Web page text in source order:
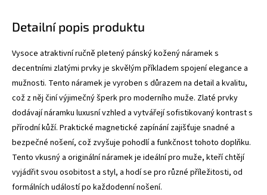
Detailní popis produktu
Vysoce atraktivní ručně pletený pánský kožený náramek s
decentními zlatými prvky je skvělým příkladem spojení elegance a
mužnosti. Tento náramek je vyroben s důrazem na detail a kvalitu,
což z něj činí výjimečný šperk pro moderního muže. Zlaté prvky
dodávají náramku luxusní vzhled a vytvářejí sofistikovaný kontrast s
přírodní kůží. Praktické magnetické zapínání zajišťuje snadné a
bezpečné nošení, což zvyšuje pohodlí a funkčnost tohoto doplňku.
Tento vkusný a originální náramek je ideální pro muže, kteří chtějí
vyjádřit svou osobitost a styl, a hodí se pro různé příležitosti, od
formálních událostí po každodenní nošení.